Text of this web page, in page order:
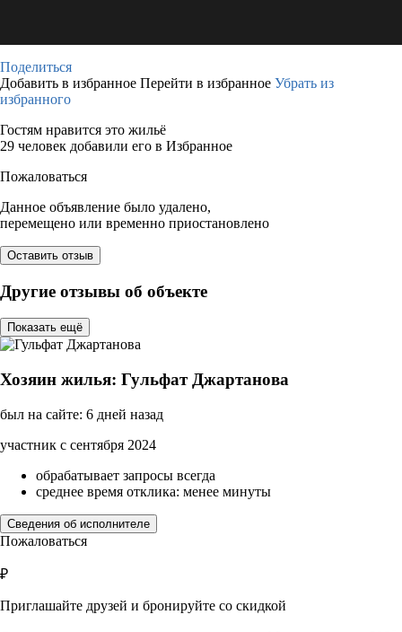
Поделиться
Добавить в избранное Перейти в избранное Убрать из
избранного
Гостям нравится это жильё
29 человек добавили его в Избранное
Пожаловаться
Данное объявление было удалено,
перемещено или временно приостановлено
Оставить отзыв
Другие отзывы об объекте
Показать ещё
Хозяин жилья: Гульфат Джартанова
был на сайте: 6 дней назад
участник с сентября 2024
обрабатывает запросы всегда
среднее время отклика: менее минуты
Сведения об исполнителе
Пожаловаться
₽
Приглашайте друзей и бронируйте со скидкой